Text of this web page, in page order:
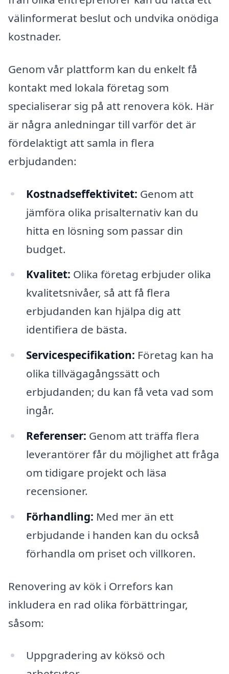
välinformerat beslut och undvika onödiga
kostnader.
Genom vår plattform kan du enkelt få
kontakt med lokala företag som
specialiserar sig på att renovera kök. Här
är några anledningar till varför det är
fördelaktigt att samla in flera
erbjudanden:
Kostnadseffektivitet: Genom att
jämföra olika prisalternativ kan du
hitta en lösning som passar din
budget.
Kvalitet: Olika företag erbjuder olika
kvalitetsnivåer, så att få flera
erbjudanden kan hjälpa dig att
identifiera de bästa.
Servicespecifikation: Företag kan ha
olika tillvägagångssätt och
erbjudanden; du kan få veta vad som
ingår.
Referenser: Genom att träffa flera
leverantörer får du möjlighet att fråga
om tidigare projekt och läsa
recensioner.
Förhandling: Med mer än ett
erbjudande i handen kan du också
förhandla om priset och villkoren.
Renovering av kök i Orrefors kan
inkludera en rad olika förbättringar,
såsom:
Uppgradering av köksö och